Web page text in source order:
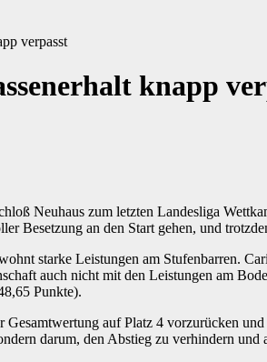
verpasst
knapp
Neuhaus zum letzten Landesliga
Besetzung an den Start gehen, und
starke Leistungen am Stufenbarren.
auch nicht mit den Leistungen am
Punkte).
auf Platz 4 vorzurücken
darum, den Abstieg zu verhindern